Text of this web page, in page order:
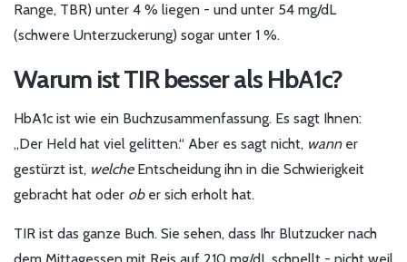
Range, TBR) unter 4 % liegen - und unter 54 mg/dL
(schwere Unterzuckerung) sogar unter 1 %.
Warum ist TIR besser als HbA1c?
HbA1c ist wie ein Buchzusammenfassung. Es sagt Ihnen:
„Der Held hat viel gelitten.“ Aber es sagt nicht, wanner
gestürzt ist, welcheEntscheidung ihn in die Schwierigkeit
gebracht hat oder ober sich erholt hat.
TIR ist das ganze Buch. Sie sehen, dass Ihr Blutzucker nach